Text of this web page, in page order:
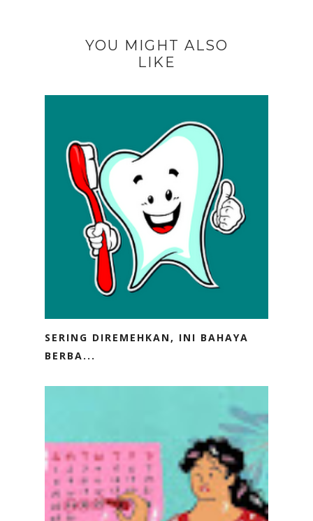
YOU MIGHT ALSO
LIKE
SERING DIREMEHKAN, INI BAHAYA
BERBA...